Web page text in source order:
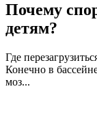
Почему
детям?
Где
Конечно в
моз...